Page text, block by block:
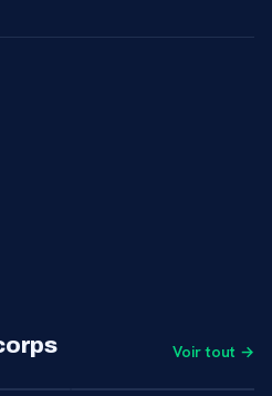
Voir tout →
34 min